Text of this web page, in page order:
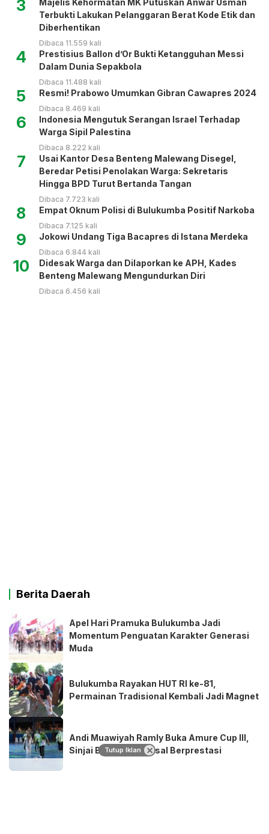
3
Terbukti Lakukan Pelanggaran Berat Kode Etik dan
Diberhentikan
Dibaca 11.559 kali
4
Prestisius Ballon d’Or Bukti Ketangguhan Messi
Dalam Dunia Sepakbola
Dibaca 11.488 kali
5 Resmi! Prabowo Umumkan Gibran Cawapres 2024
Dibaca 8.469 kali
6
Indonesia Mengutuk Serangan Israel Terhadap
Warga Sipil Palestina
Dibaca 8.222 kali
7
Usai Kantor Desa Benteng Malewang Disegel,
Beredar Petisi Penolakan Warga: Sekretaris
Hingga BPD Turut Bertanda Tangan
Dibaca 7.723 kali
8 Empat Oknum Polisi di Bulukumba Positif Narkoba
Dibaca 7.125 kali
9 Jokowi Undang Tiga Bacapres di Istana Merdeka
Dibaca 6.844 kali
10
Didesak Warga dan Dilaporkan ke APH, Kades
Benteng Malewang Mengundurkan Diri
Dibaca 6.456 kali
Berita Daerah
Apel Hari Pramuka Bulukumba Jadi
Momentum Penguatan Karakter Generasi
Muda
Bulukumba Rayakan HUT RI ke-81,
Permainan Tradisional Kembali Jadi Magnet
Andi Muawiyah Ramly Buka Amure Cup III,
Sinjai Bidik Atlet Futsal Berprestasi
Tutup Iklan